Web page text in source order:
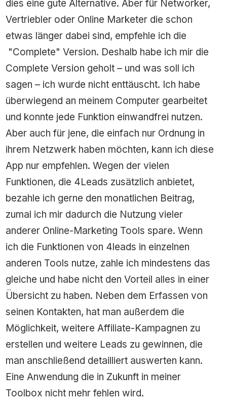
dies eine gute Alternative. Aber für Networker,
Vertriebler oder Online Marketer die schon
etwas länger dabei sind, empfehle ich die
"Complete" Version. Deshalb habe ich mir die
Complete Version geholt – und was soll ich
sagen – ich wurde nicht enttäuscht. Ich habe
überwiegend an meinem Computer gearbeitet
und konnte jede Funktion einwandfrei nutzen.
Aber auch für jene, die einfach nur Ordnung in
ihrem Netzwerk haben möchten, kann ich diese
App nur empfehlen. Wegen der vielen
Funktionen, die 4Leads zusätzlich anbietet,
bezahle ich gerne den monatlichen Beitrag,
zumal ich mir dadurch die Nutzung vieler
anderer Online-Marketing Tools spare. Wenn
ich die Funktionen von 4leads in einzelnen
anderen Tools nutze, zahle ich mindestens das
gleiche und habe nicht den Vorteil alles in einer
Übersicht zu haben. Neben dem Erfassen von
seinen Kontakten, hat man außerdem die
Möglichkeit, weitere Affiliate-Kampagnen zu
erstellen und weitere Leads zu gewinnen, die
man anschließend detailliert auswerten kann.
Eine Anwendung die in Zukunft in meiner
Toolbox nicht mehr fehlen wird.